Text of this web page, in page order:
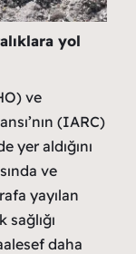
yol
ve
(IARC)
yer aldığını
ve
yayılan
daha